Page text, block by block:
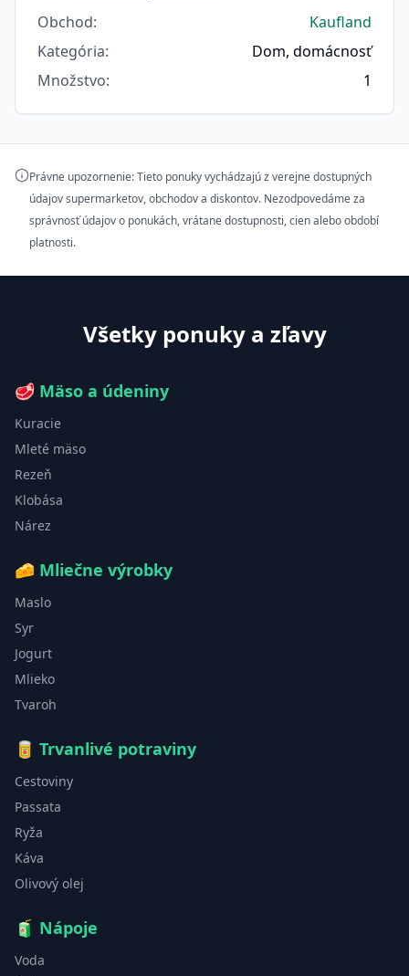
Obchod:
Kaufland
Kategória:
Dom, domácnosť
Množstvo: 1
Právne upozornenie: Tieto ponuky vychádzajú z verejne dostupných
údajov supermarketov, obchodov a diskontov. Nezodpovedáme za
správnosť údajov o ponukách, vrátane dostupnosti, cien alebo období
platnosti.
Všetky ponuky a zľavy
🥩 Mäso a údeniny
Kuracie
Mleté mäso
Rezeň
Klobása
Nárez
🧀 Mliečne výrobky
Maslo
Syr
Jogurt
Mlieko
Tvaroh
🥫 Trvanlivé potraviny
Cestoviny
Passata
Ryža
Káva
Olivový olej
🧃 Nápoje
Voda